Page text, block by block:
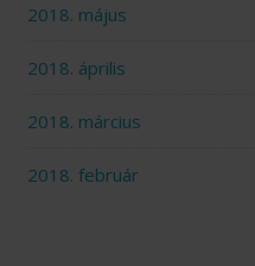
2018. május
2018. április
2018. március
2018. február